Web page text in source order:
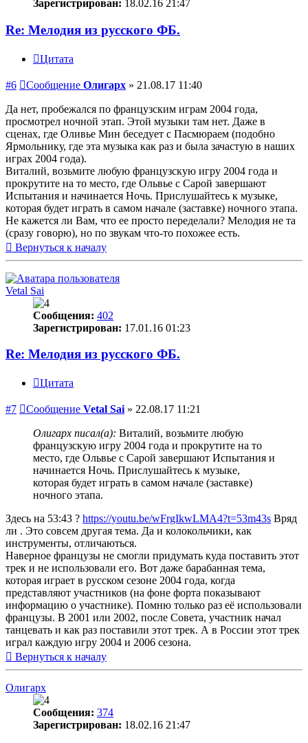
Зарегистрирован: 18.02.16 21:47
Re: Мелодия из русского ФБ.
Цитата
#6 Сообщение Олигарх » 21.08.17 11:40
Да нет, пробежался по французским играм 2004 года,
просмотрел ночной этап. Этой музыки там нет. Даже в
сценах, где Оливье Мин беседует с Пасмюраем (подобно
Ярмольнику, где эта музыка как раз и была зачастую в наших
играх 2004 года).
Виталий, возьмите любую французскую игру 2004 года и
прокрутите на то место, где Ольвье с Сарой завершают
Испытания и начинается Ночь. Прислушайтесь к музыке,
которая будет играть в самом начале (заставке) ночного этапа.
Не кажется ли Вам, что ее просто переделали? Мелодия не та
(сразу говорю), но по звукам что-то похожее есть.
Вернуться к началу
Vetal Sai
Сообщения: 402
Зарегистрирован: 17.01.16 01:23
Re: Мелодия из русского ФБ.
Цитата
#7 Сообщение Vetal Sai » 22.08.17 11:21
Олигарх писал(а): Виталий, возьмите любую
французскую игру 2004 года и прокрутите на то
место, где Ольвье с Сарой завершают Испытания и
начинается Ночь. Прислушайтесь к музыке,
которая будет играть в самом начале (заставке)
ночного этапа.
Здесь на 53:43 ? https://youtu.be/wFrgIkwLMA4?t=53m43s Вряд
ли . Это совсем другая тема. Да и колокольчики, как
инструменты, отличаються.
Наверное французы не смогли придумать куда поставить этот
трек и не использовали его. Вот даже барабанная тема,
которая играет в русском сезоне 2004 года, когда
представляют участников (на фоне форта показывают
информацию о участнике). Помню только раз её использовали
французы. В 2001 или 2002, после Совета, участник начал
танцевать и как раз поставили этот трек. А в России этот трек
играл каждую игру 2004 и 2006 сезона.
Вернуться к началу
Олигарх
Сообщения: 374
Зарегистрирован: 18.02.16 21:47